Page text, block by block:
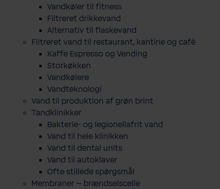
Vandkøler til fitness
Filtreret drikkevand
Alternativ til flaskevand
Filtreret vand til restaurant, kantine og café
Kaffe Espresso og Vending
Storkøkken
Vandkølere
Vandteknologi
Vand til produktion af grøn brint
Tandklinikker
Bakterie-​ og legio­nel­lafrit vand
Vand til hele klinikken
Vand til dental units
Vand til autoklaver
Ofte stillede spørgsmål
Membraner – brændselscelle